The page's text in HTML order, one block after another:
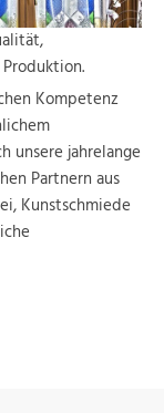
Kompetenz
unsere jahrelange
Partnern aus
Kunstschmiede